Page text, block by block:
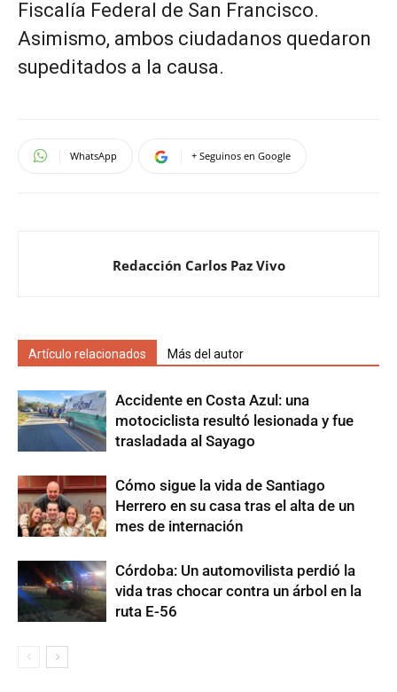
Fiscalía Federal de San Francisco.
Asimismo, ambos ciudadanos quedaron
supeditados a la causa.
WhatsApp + Seguinos en Google
Redacción Carlos Paz Vivo
Artículo relacionados Más del autor
Accidente en Costa Azul: una
motociclista resultó lesionada y fue
trasladada al Sayago
Cómo sigue la vida de Santiago
Herrero en su casa tras el alta de un
mes de internación
Córdoba: Un automovilista perdió la
vida tras chocar contra un árbol en la
ruta E-56